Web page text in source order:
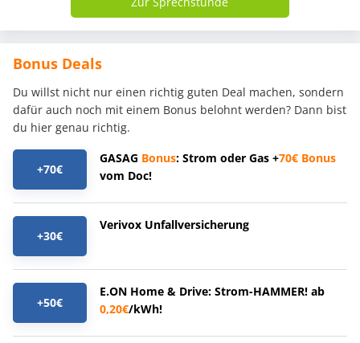
Bonus Deals
Du willst nicht nur einen richtig guten Deal machen, sondern
dafür auch noch mit einem Bonus belohnt werden? Dann bist
du hier genau richtig.
+70€
GASAG Bonus: Strom oder Gas +70€ Bonus
vom Doc!
+30€
Verivox Unfallversicherung
+50€
E.ON Home & Drive: Strom-HAMMER! ab
0,20€/kWh!